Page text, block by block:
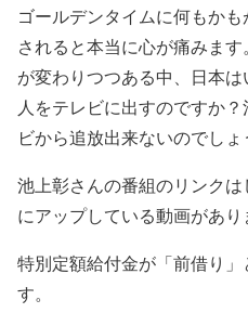
ゴールデンタイムに何もか
されると本当に心が痛みま
が変わりつつある中、日本
人をテレビに出すのですか
ビから追放出来ないのでしょ
池上彰さんの番組のリンク
にアップしている動画があり
特別定額給付金が「前借り
す。